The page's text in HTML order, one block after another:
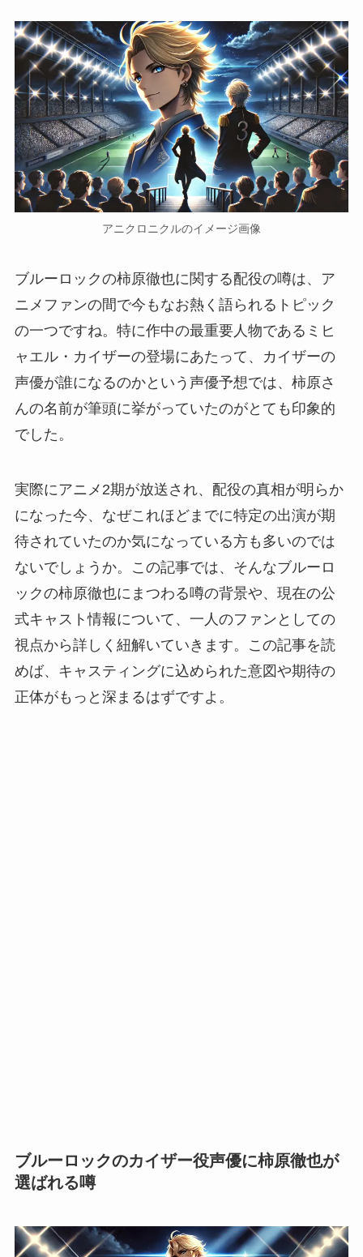
アニクロニクルのイメージ画像
ブルーロックの柿原徹也に関する配役の噂は、ア
ニメファンの間で今もなお熱く語られるトピック
の一つですね。特に作中の最重要人物であるミヒ
ャエル・カイザーの登場にあたって、カイザーの
声優が誰になるのかという声優予想では、柿原さ
んの名前が筆頭に挙がっていたのがとても印象的
でした。
実際にアニメ2期が放送され、配役の真相が明らか
になった今、なぜこれほどまでに特定の出演が期
待されていたのか気になっている方も多いのでは
ないでしょうか。この記事では、そんなブルーロ
ックの柿原徹也にまつわる噂の背景や、現在の公
式キャスト情報について、一人のファンとしての
視点から詳しく紐解いていきます。この記事を読
めば、キャスティングに込められた意図や期待の
正体がもっと深まるはずですよ。
ブルーロックのカイザー役声優に柿原徹也が
選ばれる噂